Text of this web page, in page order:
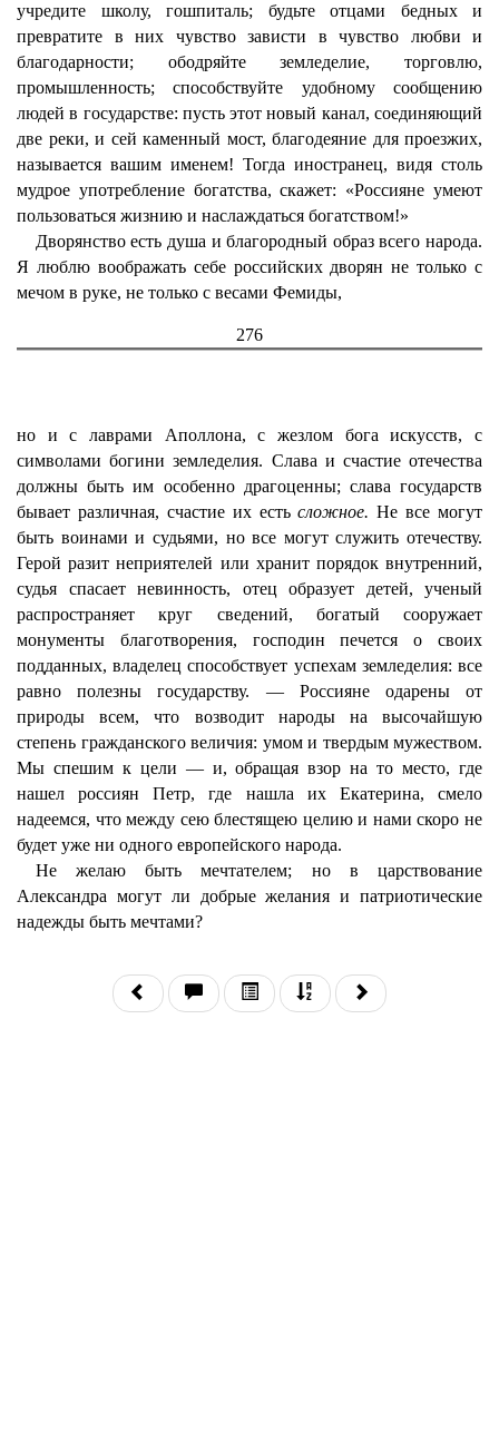
учредите школу, гошпиталь; будьте отцами бедных и
превратите в них чувство зависти в чувство любви и
благодарности; ободряйте земледелие, торговлю,
промышленность; способствуйте удобному сообщению
людей в государстве: пусть этот новый канал, соединяющий
две реки, и сей каменный мост, благодеяние для проезжих,
называется вашим именем! Тогда иностранец, видя столь
мудрое употребление богатства, скажет: «Россияне умеют
пользоваться жизнию и наслаждаться богатством!»
Дворянство есть душа и благородный образ всего народа.
Я люблю воображать себе российских дворян не только с
мечом в руке, не только с весами Фемиды,
276
но и с лаврами Аполлона, с жезлом бога искусств, с
символами богини земледелия. Слава и счастие отечества
должны быть им особенно драгоценны; слава государств
бывает различная, счастие их естьсложное. Не все могут
быть воинами и судьями, но все могут служить отечеству.
Герой разит неприятелей или хранит порядок внутренний,
судья спасает невинность, отец образует детей, ученый
распространяет круг сведений, богатый сооружает
монументы благотворения, господин печется о своих
подданных, владелец способствует успехам земледелия: все
равно полезны государству. — Россияне одарены от
природы всем, что возводит народы на высочайшую
степень гражданского величия: умом и твердым мужеством.
Мы спешим к цели — и, обращая взор на то место, где
нашел россиян Петр, где нашла их Екатерина, смело
надеемся, что между сею блестящею целию и нами скоро не
будет уже ни одного европейского народа.
Не желаю быть мечтателем; но в царствование
Александра могут ли добрые желания и патриотические
надежды быть мечтами?